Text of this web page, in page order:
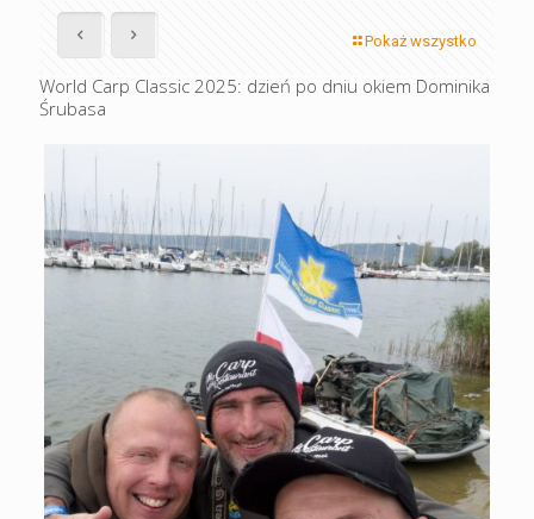
Pokaż wszystko
World Carp Classic 2025: dzień po dniu okiem Dominika
Śrubasa